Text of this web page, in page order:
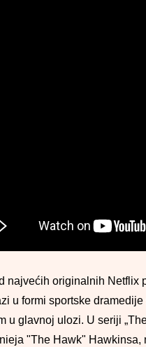
najvećih originalnih Netflix
u formi sportske
u glavnoj ulozi. U seriji
"The Hawk" Hawkinsa,